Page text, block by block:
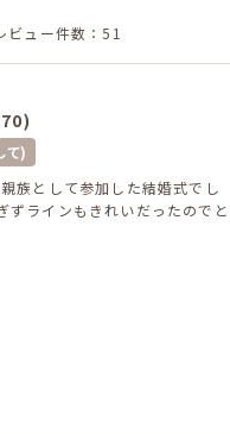
ビュー件数：51
て)
族として参加した結婚式でし
ずラインもきれいだったのでと